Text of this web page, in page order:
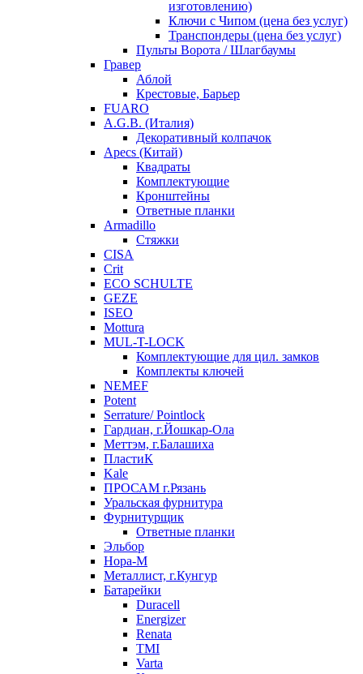
изготовлению)
Ключи с Чипом (цена без услуг)
Транспондеры (цена без услуг)
Пульты Ворота / Шлагбаумы
Гравер
Аблой
Крестовые, Барьер
FUARO
A.G.B. (Италия)
Декоративный колпачок
Apecs (Китай)
Квадраты
Комплектующие
Кронштейны
Ответные планки
Armadillo
Стяжки
CISA
Crit
ECO SCHULTE
GEZE
ISEO
Mottura
MUL-T-LOCK
Комплектующие для цил. замков
Комплекты ключей
NEMEF
Potent
Serrature/ Pointlock
Гардиан, г.Йошкар-Ола
Меттэм, г.Балашиха
ПластиК
Kale
ПРОСАМ г.Рязань
Уральская фурнитура
Фурнитурщик
Ответные планки
Эльбор
Нора-М
Металлист, г.Кунгур
Батарейки
Duracell
Energizer
Renata
TMI
Varta